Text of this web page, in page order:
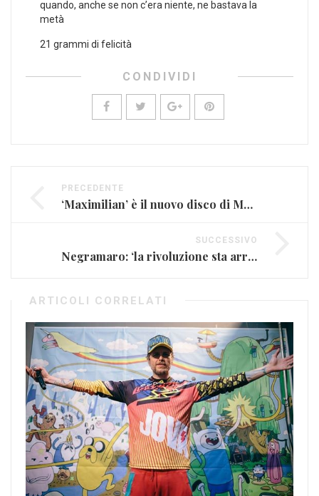
quando, anche se non c’era niente, ne bastava la
metà
21 grammi di felicità
CONDIVIDI
PRECEDENTE
‘Maximilian’ è il nuovo disco di Max Gazzè
SUCCESSIVO
Negramaro: ‘la rivoluzione sta arrivando’ è l’album più venduto
ARTICOLI CORRELATI